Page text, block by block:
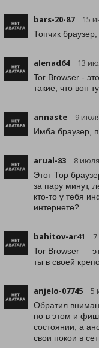
bars-20-87 15
Топчик
alenad64 13
Tor Browser -
такие, что вон
annaste 9
Имба браузер,
arual-83 8
Этот Тор
за пару минут,
кто-то у тебя
интернете?
bahitov-ar41
Tor Browser —
ты в своей
anjelo-07745 5
Обратил
но в этом и
состоянии, а
свои покои в